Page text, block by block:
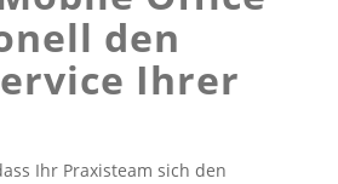
den
Ihrer
Ihr Praxisteam sich den